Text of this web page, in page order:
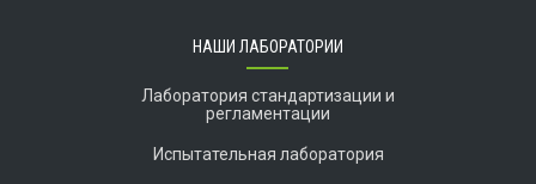
НАШИ ЛАБОРАТОРИИ
Лаборатория стандартизации и
регламентации
Испытательная лаборатория